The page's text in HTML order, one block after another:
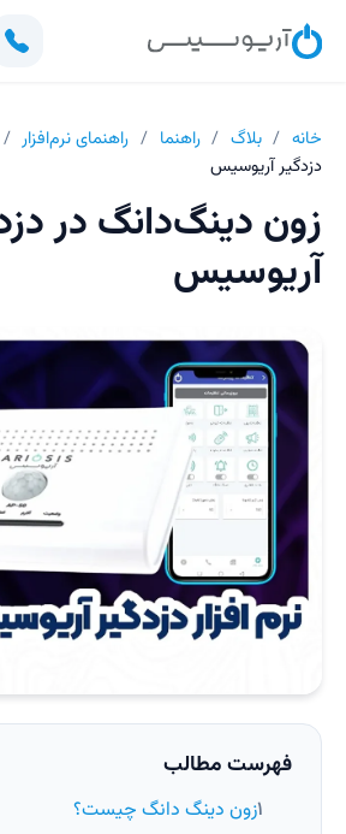
خانه / بلاگ / راهنما / راهنمای نرم‌افزار /
دزدگیر آریوسیس
زون دینگ‌دانگ در
آریوسیس
فهرست مطالب
زون دینگ دانگ چیست؟